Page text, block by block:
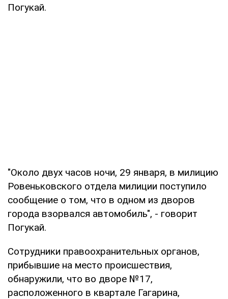
Погукай.
"Около двух часов ночи, 29 января, в милицию
Ровеньковского отдела милиции поступило
сообщение о том, что в одном из дворов
города взорвался автомобиль", - говорит
Погукай.
Сотрудники правоохранительных органов,
прибывшие на место происшествия,
обнаружили, что во дворе №17,
расположенного в квартале Гагарина,